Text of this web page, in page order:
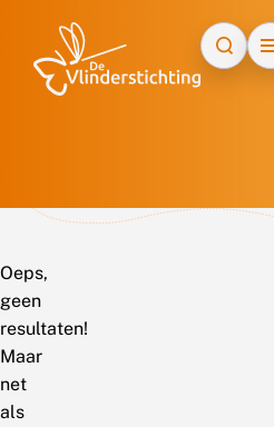
Oeps,
geen
resultaten!
Maar
net
als